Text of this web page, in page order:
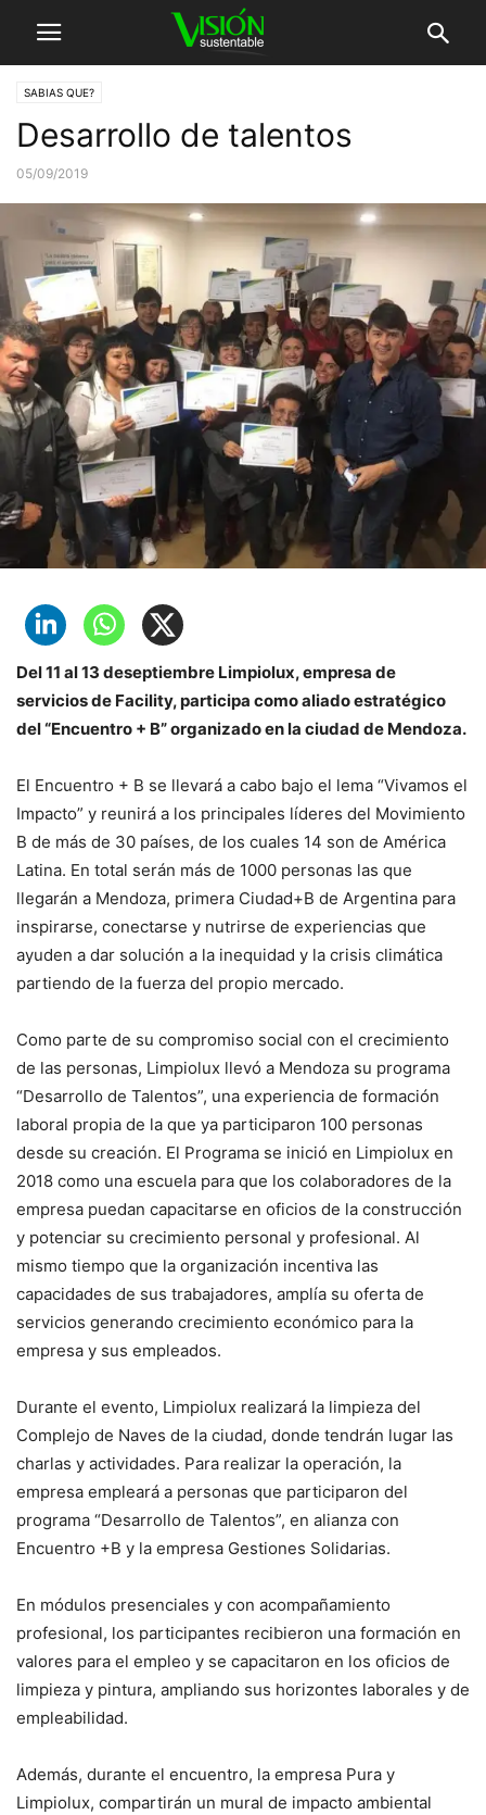
SABIAS QUE?
Desarrollo de talentos
05/09/2019
Del 11 al 13 deseptiembre Limpiolux, empresa de
servicios de Facility, participa como aliado estratégico
del “Encuentro + B” organizado en la ciudad de Mendoza.
El Encuentro + B se llevará a cabo bajo el lema “Vivamos el
Impacto” y reunirá a los principales líderes del Movimiento
B de más de 30 países, de los cuales 14 son de América
Latina. En total serán más de 1000 personas las que
llegarán a Mendoza, primera Ciudad+B de Argentina para
inspirarse, conectarse y nutrirse de experiencias que
ayuden a dar solución a la inequidad y la crisis climática
partiendo de la fuerza del propio mercado.
Como parte de su compromiso social con el crecimiento
de las personas, Limpiolux llevó a Mendoza su programa
“Desarrollo de Talentos”, una experiencia de formación
laboral propia de la que ya participaron 100 personas
desde su creación. El Programa se inició en Limpiolux en
2018 como una escuela para que los colaboradores de la
empresa puedan capacitarse en oficios de la construcción
y potenciar su crecimiento personal y profesional. Al
mismo tiempo que la organización incentiva las
capacidades de sus trabajadores, amplía su oferta de
servicios generando crecimiento económico para la
empresa y sus empleados.
Durante el evento, Limpiolux realizará la limpieza del
Complejo de Naves de la ciudad, donde tendrán lugar las
charlas y actividades. Para realizar la operación, la
empresa empleará a personas que participaron del
programa “Desarrollo de Talentos”, en alianza con
Encuentro +B y la empresa Gestiones Solidarias.
En módulos presenciales y con acompañamiento
profesional, los participantes recibieron una formación en
valores para el empleo y se capacitaron en los oficios de
limpieza y pintura, ampliando sus horizontes laborales y de
empleabilidad.
Además, durante el encuentro, la empresa Pura y
Limpiolux, compartirán un mural de impacto ambiental